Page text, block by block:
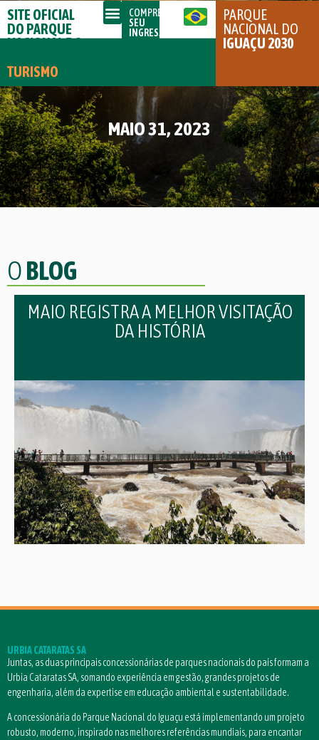
SITE OFICIAL
DO PARQUE
NACIONAL DO
TURISMO
COMPRE
SEU
INGRESSO
PARQUE
NACIONAL DO
IGUAÇU 2030
MAIO 31, 2023
OBLOG
MAIO REGISTRA A MELHOR VISITAÇÃO
DA HISTÓRIA
URBIA CATARATAS SA
Juntas, as duas principais concessionárias de parques nacionais do país formam a
Urbia Cataratas SA, somando experiência em gestão, grandes projetos de
engenharia, além da expertise em educação ambiental e sustentabilidade.
A concessionária do Parque Nacional do Iguaçu está implementando um projeto
robusto, moderno, inspirado nas melhores referências mundiais, para encantar